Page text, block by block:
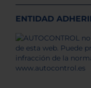
ENTIDAD